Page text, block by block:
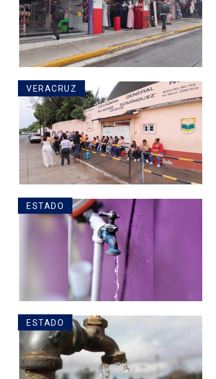
VERACRUZ
ESTADO
ESTADO